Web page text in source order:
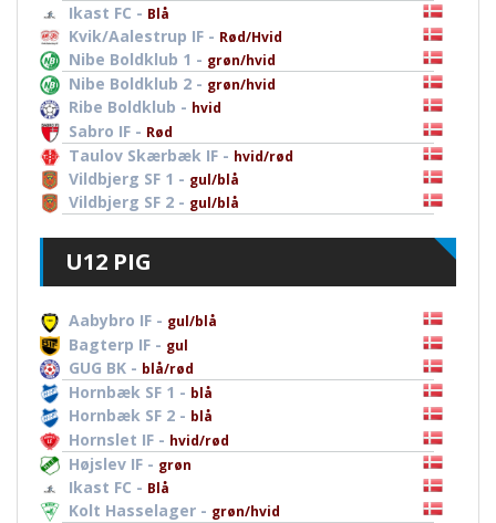
Ikast FC - Blå
Kvik/Aalestrup IF - Rød/Hvid
Nibe Boldklub 1 - grøn/hvid
Nibe Boldklub 2 - grøn/hvid
Ribe Boldklub - hvid
Sabro IF - Rød
Taulov Skærbæk IF - hvid/rød
Vildbjerg SF 1 - gul/blå
Vildbjerg SF 2 - gul/blå
U12 PIG
Aabybro IF - gul/blå
Bagterp IF - gul
GUG BK - blå/rød
Hornbæk SF 1 - blå
Hornbæk SF 2 - blå
Hornslet IF - hvid/rød
Højslev IF - grøn
Ikast FC - Blå
Kolt Hasselager - grøn/hvid